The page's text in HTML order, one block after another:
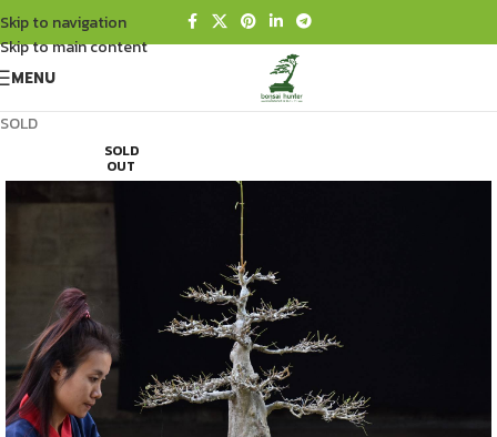
Skip to navigation
Skip to main content
MENU
SOLD
SOLD
OUT